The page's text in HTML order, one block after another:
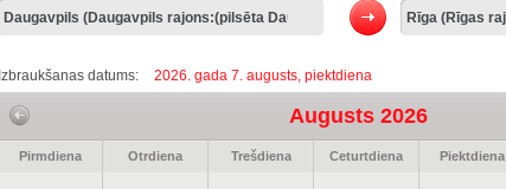
Izbraukšanas datums: 2026. gada 7. augusts, piektdiena
Augusts 2026
Pirmdiena Otrdiena Trešdiena Ceturtdiena Piektdiena